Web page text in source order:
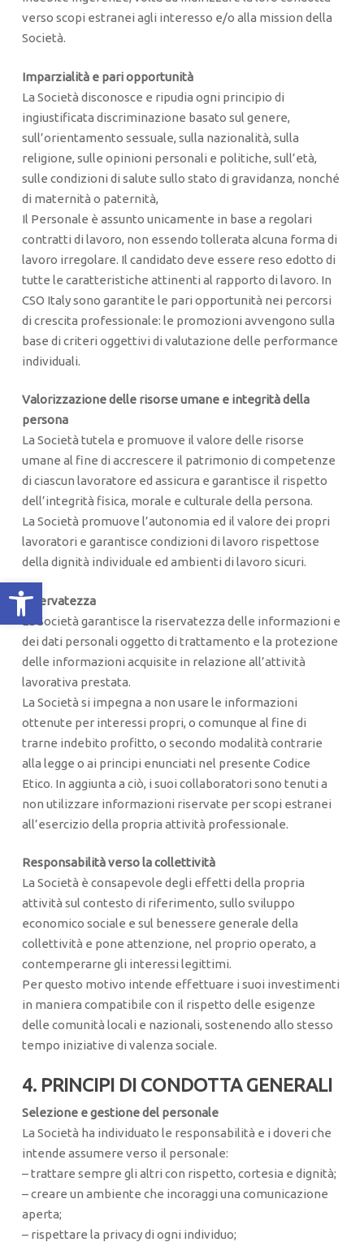
Apri la barra degli strumenti
verso scopi estranei agli interesso e/o alla mission della
Società.
Imparzialità e pari opportunità
La Società disconosce e ripudia ogni principio di
ingiustificata discriminazione basato sul genere,
sull’orientamento sessuale, sulla nazionalità, sulla
religione, sulle opinioni personali e politiche, sull’età,
sulle condizioni di salute sullo stato di gravidanza, nonché
di maternità o paternità,
Il Personale è assunto unicamente in base a regolari
contratti di lavoro, non essendo tollerata alcuna forma di
lavoro irregolare. Il candidato deve essere reso edotto di
tutte le caratteristiche attinenti al rapporto di lavoro. In
CSO Italy sono garantite le pari opportunità nei percorsi
di crescita professionale: le promozioni avvengono sulla
base di criteri oggettivi di valutazione delle performance
individuali.
Valorizzazione delle risorse umane e integrità della
persona
La Società tutela e promuove il valore delle risorse
umane al fine di accrescere il patrimonio di competenze
di ciascun lavoratore ed assicura e garantisce il rispetto
dell’integrità fisica, morale e culturale della persona.
La Società promuove l’autonomia ed il valore dei propri
lavoratori e garantisce condizioni di lavoro rispettose
della dignità individuale ed ambienti di lavoro sicuri.
Riservatezza
La Società garantisce la riservatezza delle informazioni e
dei dati personali oggetto di trattamento e la protezione
delle informazioni acquisite in relazione all’attività
lavorativa prestata.
La Società si impegna a non usare le informazioni
ottenute per interessi propri, o comunque al fine di
trarne indebito profitto, o secondo modalità contrarie
alla legge o ai principi enunciati nel presente Codice
Etico. In aggiunta a ciò, i suoi collaboratori sono tenuti a
non utilizzare informazioni riservate per scopi estranei
all’esercizio della propria attività professionale.
Responsabilità verso la collettività
La Società è consapevole degli effetti della propria
attività sul contesto di riferimento, sullo sviluppo
economico sociale e sul benessere generale della
collettività e pone attenzione, nel proprio operato, a
contemperarne gli interessi legittimi.
Per questo motivo intende effettuare i suoi investimenti
in maniera compatibile con il rispetto delle esigenze
delle comunità locali e nazionali, sostenendo allo stesso
tempo iniziative di valenza sociale.
4. PRINCIPI DI CONDOTTA GENERALI
Selezione e gestione del personale
La Società ha individuato le responsabilità e i doveri che
intende assumere verso il personale:
– trattare sempre gli altri con rispetto, cortesia e dignità;
– creare un ambiente che incoraggi una comunicazione
aperta;
– rispettare la privacy di ogni individuo;